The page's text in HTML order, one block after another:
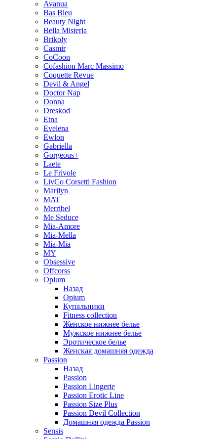
Avanua
Bas Bleu
Beauty Night
Bella Misteria
Brikoly
Casmir
CoCoon
Cofashion Marc Massimo
Coquette Revue
Devil & Angel
Doctor Nap
Donna
Dreskod
Etna
Evelena
Ewlon
Gabriella
Gorgeous+
Laete
Le Frivole
LivCo Corsetti Fashion
Marilyn
MAT
Merribel
Me Seduce
Mia-Amore
Mia-Mella
Mia-Mia
MY
Obsessive
Offcorss
Opium
Назад
Opium
Купальники
Fitness collection
Женское нижнее белье
Мужское нижнее белье
Эротическое белье
Женская домашняя одежда
Passion
Назад
Passion
Passion Lingerie
Passion Erotic Line
Passion Size Plus
Passion Devil Collection
Домашняя одежда Passion
Sensis